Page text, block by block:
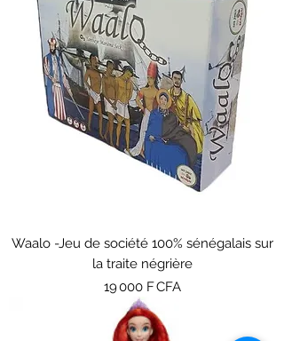
Waalo -Jeu de société 100% sénégalais sur
la traite négrière
Prix
19 000 F CFA